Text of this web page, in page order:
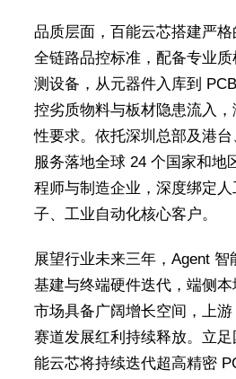
品质层面，百能云芯搭建严
全链路品控标准，配备专业
测设备，从元器件入库到
控劣质物料与板材隐患流入
性要求。依托深圳总部及港台
服务落地全球 24 个国家和地
程师与制造企业，深度绑定
子、工业自动化核心客户。
展望行业未来三年，Agent 智
基建与终端硬件迭代，端侧
市场具备广阔增长空间，上
赛道发展红利持续释放。立
能云芯将持续迭代超高精密